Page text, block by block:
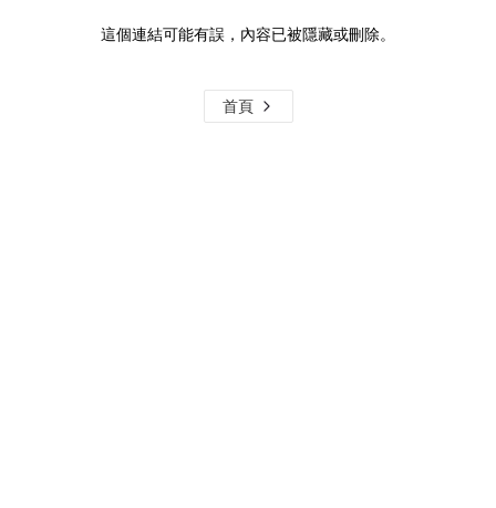
這個連結可能有誤，內容已被隱藏或刪除。
首頁